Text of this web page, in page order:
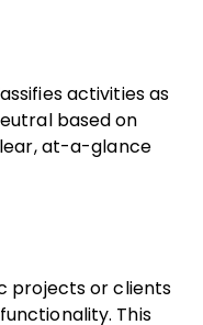
activities as
based on
at-a-glance
projects or clients
This